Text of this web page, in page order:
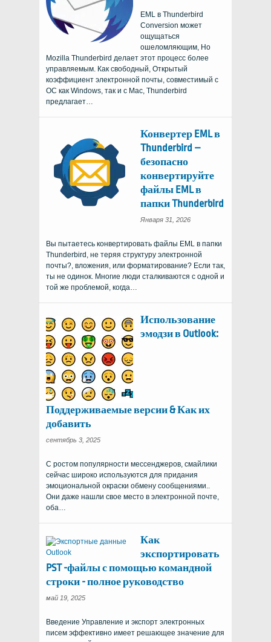
EML в Thunderbird
Conversion может
ощущаться
ошеломляющим, Но
Mozilla Thunderbird делает этот процесс более
управляемым. Как свободный, Открытый
коэффициент электронной почты, совместимый с
ОС как Windows, так и с Mac, Thunderbird
предлагает…
Конвертер EML в
Thunderbird –
безопасно
конвертируйте
файлы EML в
папки Thunderbird
Января 31, 2026
Вы пытаетесь конвертировать файлы EML в папки
Thunderbird, не теряя структуру электронной
почты?, вложения, или форматирование? Если так,
ты не одинок. Многие люди сталкиваются с одной и
той же проблемой, когда…
Использование
эмодзи в Outlook:
Поддерживаемые версии & Как их
добавить
сентябрь 3, 2025
С ростом популярности мессенджеров, смайлики
сейчас широко используются для придания
эмоциональной окраски обмену сообщениями..
Они даже нашли свое место в электронной почте,
оба…
Как
экспортировать
PST -файлы с помощью командной
строки - полное руководство
май 19, 2025
Введение Управление и экспорт электронных
писем эффективно имеет решающее значение для